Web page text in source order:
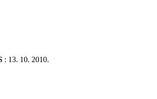
: 13. 10. 2010.